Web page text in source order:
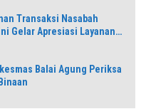
Transaksi Nasabah
Gelar Apresiasi Layanan
Balai Agung Periksa